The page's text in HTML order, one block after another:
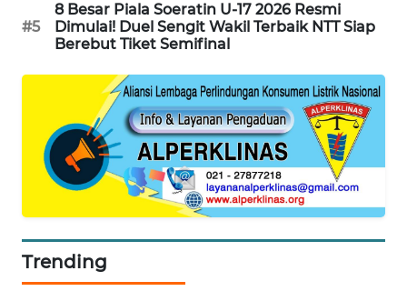
#5
8 Besar Piala Soeratin U-17 2026 Resmi
Dimulai! Duel Sengit Wakil Terbaik NTT Siap
Berebut Tiket Semifinal
Trending
METRO
JAKARTA
NEWS
KARING
JURNAL
MARITIM